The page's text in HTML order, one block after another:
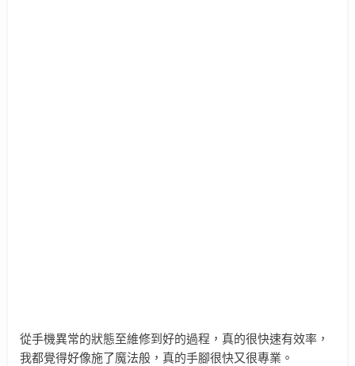
從手機異常的狀態至維修到好的過程，真的很快速有效率，
我都覺得好像施了魔法般，真的手腳很快又很專業。